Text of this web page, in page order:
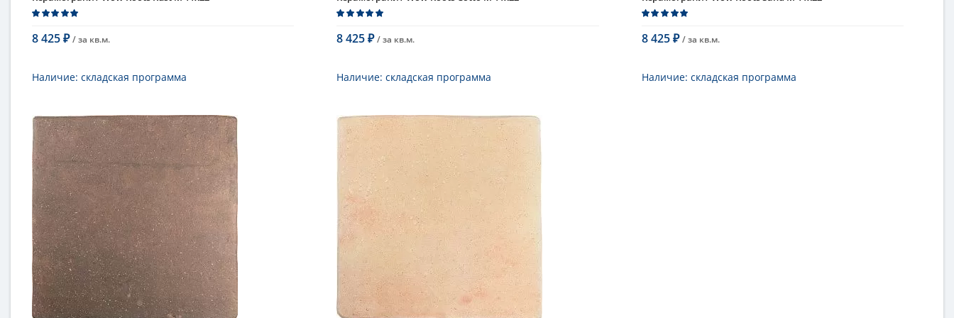
8 425 ₽ / за кв.м.
В корзину
Наличие: складская программа
напольная плитка, универсальная
плитка, плитка для фасада
Длина
22 см
Высота
11 см
Рисунок
под камень ...
Цвет
однотонный
Страна
Испания
Поверхность
матовая, структурированная
Коллекция
Roots
8 425₽ / за кв.м.
В корзину
Наличие: складская программа
напольная плитка, универсальная
плитка, плитка для фасада
Длина
22 см
Высота
11 см
Рисунок
под камень ...
Цвет
однотонный
Страна
Испания
Поверхность
матовая, структурированная
Коллекция
Roots
8 425 ₽ / за кв.м.
В корзину
Наличие: складская программа